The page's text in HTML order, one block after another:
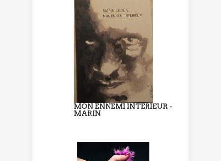
MON ENNEMI INTÉRIEUR -
MARIN